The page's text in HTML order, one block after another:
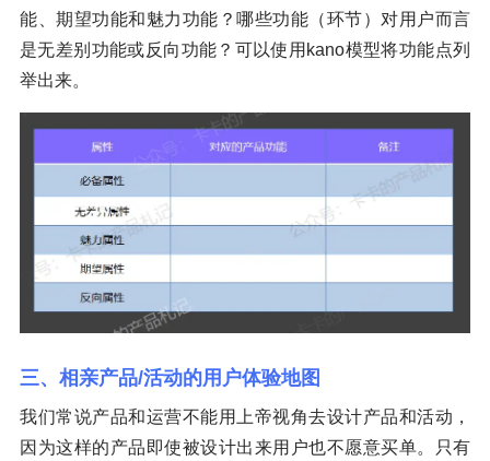
能、期望功能和魅力功能？哪些功能（环节）对用户而言
是无差别功能或反向功能？可以使用kano模型将功能点列
举出来。
三、相亲产品/活动的用户体验地图
我们常说产品和运营不能用上帝视角去设计产品和活动，
因为这样的产品即使被设计出来用户也不愿意买单。只有